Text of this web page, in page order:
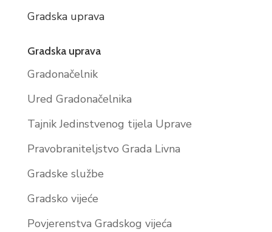
Gradska uprava
Gradska uprava
Gradonačelnik
Ured Gradonačelnika
Tajnik Jedinstvenog tijela Uprave
Pravobraniteljstvo Grada Livna
Gradske službe
Gradsko vijeće
Povjerenstva Gradskog vijeća